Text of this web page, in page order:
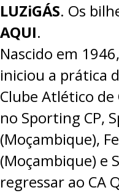
LUZiGÁS. Os
AQUI.
Nascido em 1946,
iniciou a prática
Clube Atlético
no Sporting CP,
(Moçambique),
(Moçambique) e
regressar ao CA